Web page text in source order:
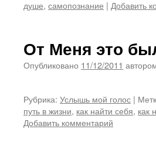
душе, самопознание | Добавить
От Меня это
Опубликовано 11/12/2011
Рубрика: Услышь мой голос |
путь в жизни, как найти себя, как
Добавить комментарий